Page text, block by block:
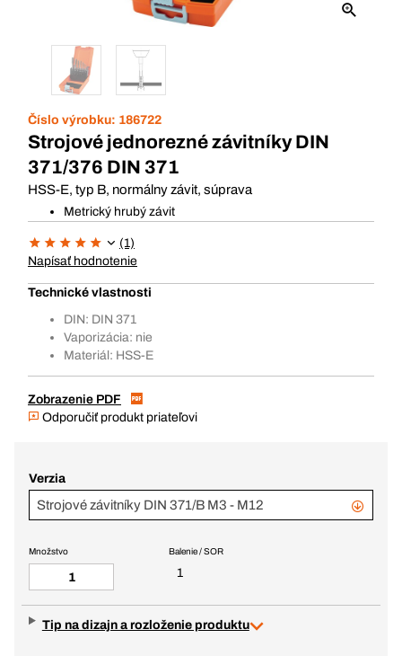
Číslo výrobku: 186722
Strojové jednorezné závitníky DIN
371/376 DIN 371
HSS-E, typ B, normálny závit, súprava
Metrický hrubý závit
(1)
Napísať hodnotenie
Technické vlastnosti
DIN: DIN 371
Vaporizácia: nie
Materiál: HSS-E
Zobrazenie PDF
Odporučiť produkt priateľovi
Verzia
Strojové závitníky DIN 371/B M3 - M12
Balenie / SOR
1
Množstvo
Tip na dizajn a rozloženie produktu